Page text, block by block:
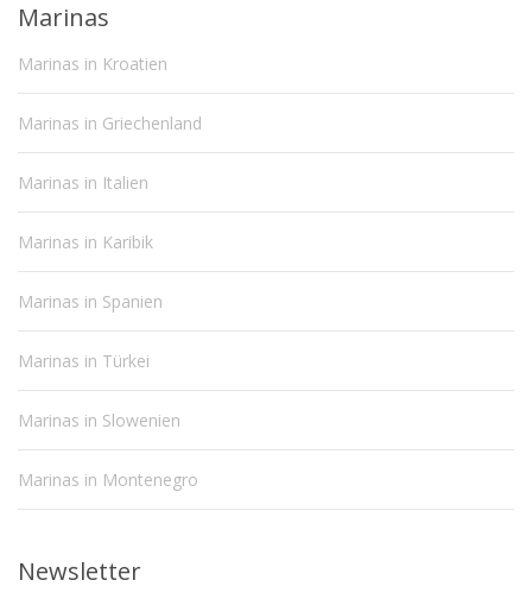
Marinas
Marinas in Kroatien
Marinas in Griechenland
Marinas in Italien
Marinas in Karibik
Marinas in Spanien
Marinas in Türkei
Marinas in Slowenien
Marinas in Montenegro
Newsletter